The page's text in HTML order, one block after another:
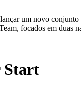
um novo conjunto
focados em duas
Start